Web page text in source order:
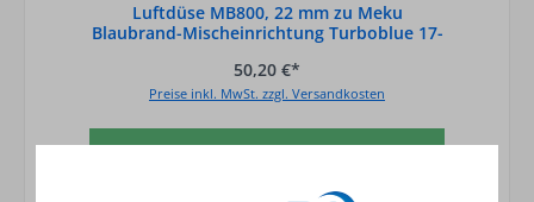
Luftdüse MB800, 22 mm zu Meku
Blaubrand-Mischeinrichtung Turboblue 17-
50,20 €*
Preise inkl. MwSt. zzgl. Versandkosten
In den Warenkorb